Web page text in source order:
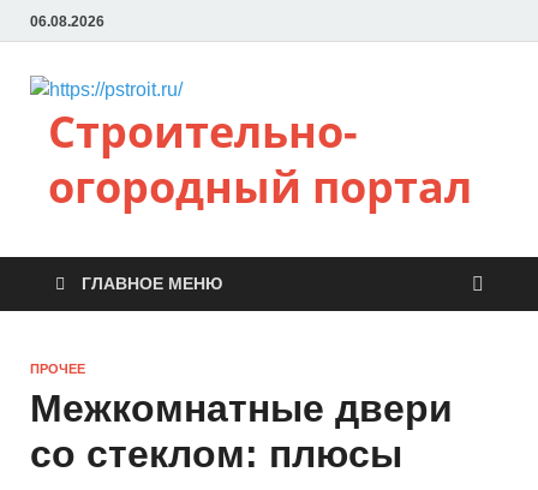
06.08.2026
Строительно-
огородный портал
ГЛАВНОЕ МЕНЮ
ПРОЧЕЕ
Межкомнатные двери
со стеклом: плюсы